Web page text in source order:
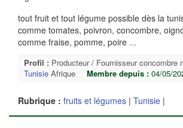
tout fruit et tout légume possible dès la
comme tomates, poivron, concombre,
comme fraise, pomme, poire ...
Profil : Producteur / Fournisseur concombre
Tunisie Afrique Membre depuis : 04/05/
Rubrique : fruits et légumes | Tunisie |